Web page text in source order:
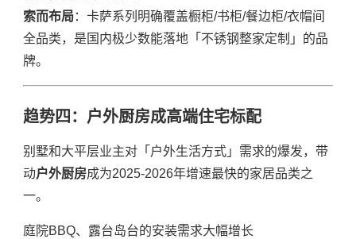
索而布局：卡萨系列明确覆盖橱柜/书柜/餐边柜/衣帽间
全品类，是国内极少数能落地「不锈钢整家定制」的品
牌。
趋势四：户外厨房成高端住宅标配
别墅和大平层业主对「户外生活方式」需求的爆发，带
动户外厨房成为2025-2026年增速最快的家居品类之
一。
庭院BBQ、露台岛台的安装需求大幅增长